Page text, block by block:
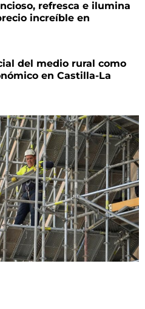
refresca e ilumina
increíble en
del medio rural como
en Castilla-La